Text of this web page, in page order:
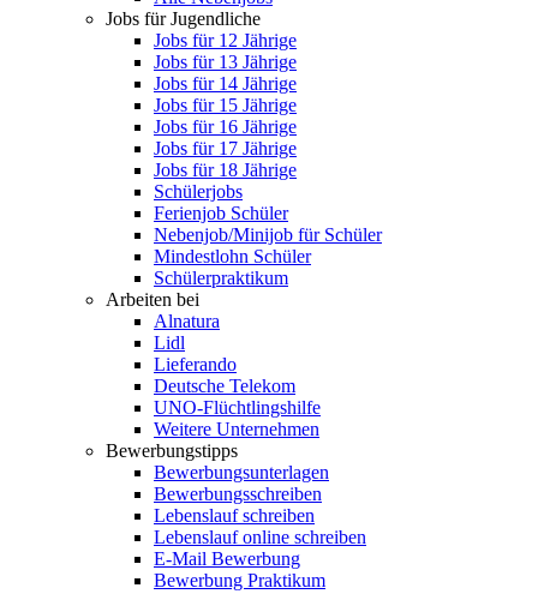
Jobs für Jugendliche
Jobs für 12 Jährige
Jobs für 13 Jährige
Jobs für 14 Jährige
Jobs für 15 Jährige
Jobs für 16 Jährige
Jobs für 17 Jährige
Jobs für 18 Jährige
Schülerjobs
Ferienjob Schüler
Nebenjob/Minijob für Schüler
Mindestlohn Schüler
Schülerpraktikum
Arbeiten bei
Alnatura
Lidl
Lieferando
Deutsche Telekom
UNO-Flüchtlingshilfe
Weitere Unternehmen
Bewerbungstipps
Bewerbungsunterlagen
Bewerbungsschreiben
Lebenslauf schreiben
Lebenslauf online schreiben
E-Mail Bewerbung
Bewerbung Praktikum